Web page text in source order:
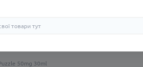
50mg 30ml